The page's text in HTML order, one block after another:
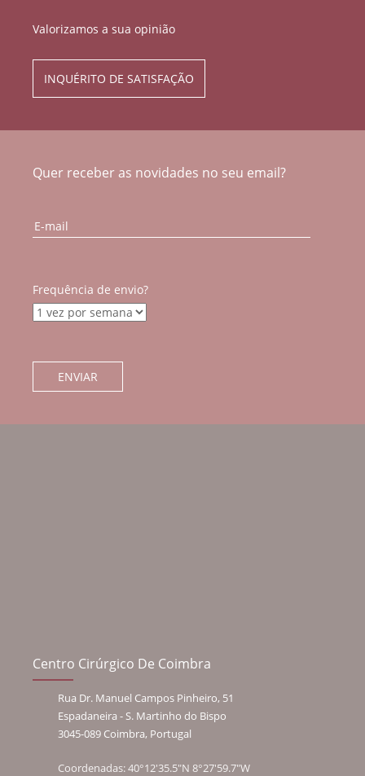
Valorizamos a sua opinião
INQUÉRITO DE SATISFAÇÃO
Quer receber as novidades no seu email?
Frequência de envio?
Centro Cirúrgico De Coimbra
Rua Dr. Manuel Campos Pinheiro, 51
Espadaneira - S. Martinho do Bispo
3045-089 Coimbra, Portugal
Coordenadas: 40°12'35.5"N 8°27'59.7"W